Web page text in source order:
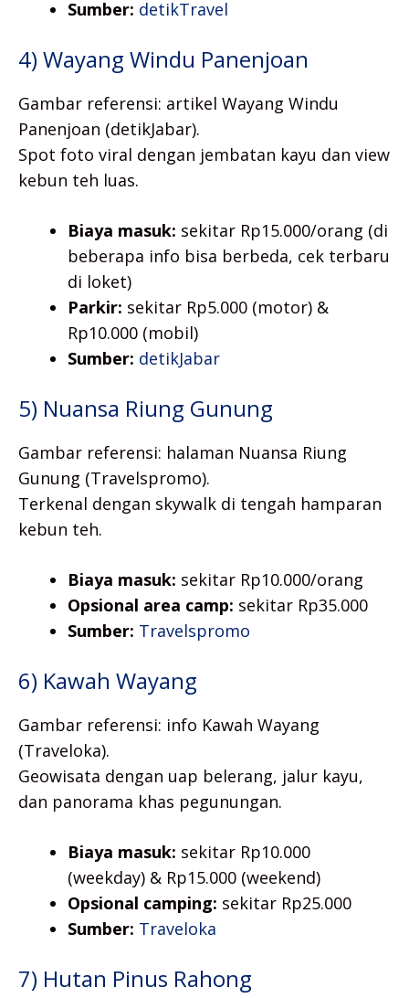
Sumber: detikTravel
4) Wayang Windu Panenjoan
Gambar referensi: artikel Wayang Windu
Panenjoan (detikJabar).
Spot foto viral dengan jembatan kayu dan view
kebun teh luas.
Biaya masuk: sekitar Rp15.000/orang (di
beberapa info bisa berbeda, cek terbaru
di loket)
Parkir: sekitar Rp5.000 (motor) &
Rp10.000 (mobil)
Sumber: detikJabar
5) Nuansa Riung Gunung
Gambar referensi: halaman Nuansa Riung
Gunung (Travelspromo).
Terkenal dengan skywalk di tengah hamparan
kebun teh.
Biaya masuk: sekitar Rp10.000/orang
Opsional area camp: sekitar Rp35.000
Sumber: Travelspromo
6) Kawah Wayang
Gambar referensi: info Kawah Wayang
(Traveloka).
Geowisata dengan uap belerang, jalur kayu,
dan panorama khas pegunungan.
Biaya masuk: sekitar Rp10.000
(weekday) & Rp15.000 (weekend)
Opsional camping: sekitar Rp25.000
Sumber: Traveloka
7) Hutan Pinus Rahong